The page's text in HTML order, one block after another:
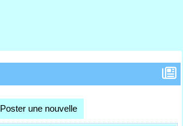
Poster une nouvelle